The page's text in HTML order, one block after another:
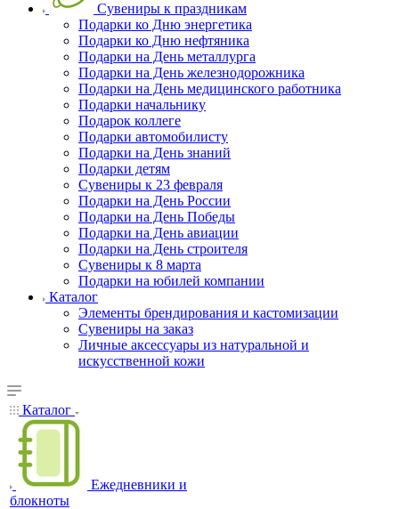
Сувениры к праздникам
Подарки ко Дню энергетика
Подарки ко Дню нефтяника
Подарки на День металлурга
Подарки на День железнодорожника
Подарки на День медицинского работника
Подарки начальнику
Подарок коллеге
Подарки автомобилисту
Подарки на День знаний
Подарки детям
Сувениры к 23 февраля
Подарки на День России
Подарки на День Победы
Подарки на День авиации
Подарки на День строителя
Сувениры к 8 марта
Подарки на юбилей компании
Каталог
Элементы брендирования и кастомизации
Сувениры на заказ
Личные аксессуары из натуральной и
искусственной кожи
Каталог
Ежедневники и
блокноты